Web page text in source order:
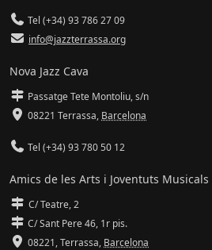
Tel (+34) 93 786 27 09
info@jazzterrassa.org
Nova Jazz Cava
Passatge Tete Montoliu, s/n
08221 Terrassa, Barcelona
Tel (+34) 93 780 50 12
Amics de les Arts i Joventuts Musicals
C/ Teatre, 2
C/ Sant Pere 46, 1r pis.
08221,Terrassa, Barcelona